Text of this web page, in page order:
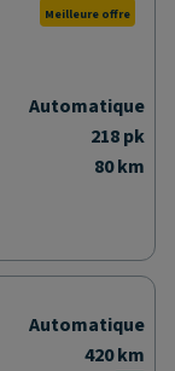
Meilleure offre
Automatique
218 pk
80 km
Automatique
420 km